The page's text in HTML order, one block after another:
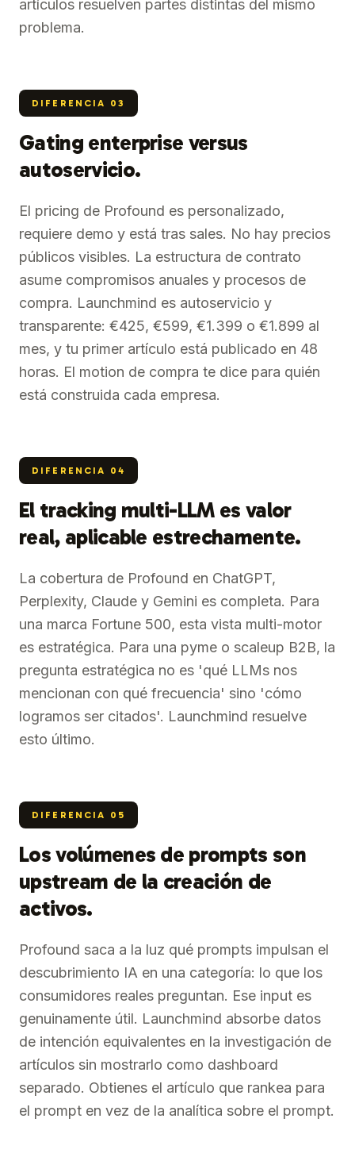
artículos resuelven partes distintas del mismo
problema.
DIFERENCIA 03
Gating enterprise versus
autoservicio.
El pricing de Profound es personalizado,
requiere demo y está tras sales. No hay precios
públicos visibles. La estructura de contrato
asume compromisos anuales y procesos de
compra. Launchmind es autoservicio y
transparente: €425, €599, €1.399 o €1.899 al
mes, y tu primer artículo está publicado en 48
horas. El motion de compra te dice para quién
está construida cada empresa.
DIFERENCIA 04
El tracking multi-LLM es valor
real, aplicable estrechamente.
La cobertura de Profound en ChatGPT,
Perplexity, Claude y Gemini es completa. Para
una marca Fortune 500, esta vista multi-motor
es estratégica. Para una pyme o scaleup B2B, la
pregunta estratégica no es 'qué LLMs nos
mencionan con qué frecuencia' sino 'cómo
logramos ser citados'. Launchmind resuelve
esto último.
DIFERENCIA 05
Los volúmenes de prompts son
upstream de la creación de
activos.
Profound saca a la luz qué prompts impulsan el
descubrimiento IA en una categoría: lo que los
consumidores reales preguntan. Ese input es
genuinamente útil. Launchmind absorbe datos
de intención equivalentes en la investigación de
artículos sin mostrarlo como dashboard
separado. Obtienes el artículo que rankea para
el prompt en vez de la analítica sobre el prompt.